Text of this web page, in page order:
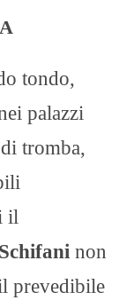
tondo,
palazzi
tromba,
il
non
prevedibile